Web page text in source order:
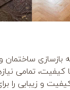
ساختمان
کیفیت، تمامی
و زیبایی را